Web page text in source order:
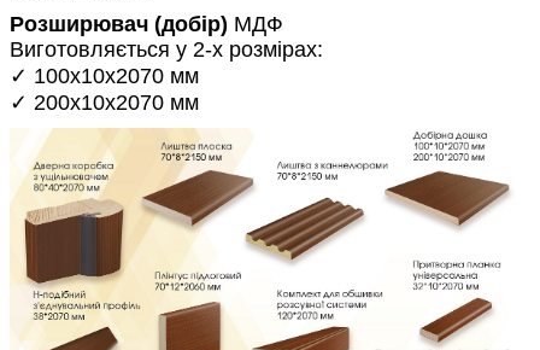
Розширювач (добір) МДФ
Виготовляється у 2-х розмірах:
✓ 100х10х2070 мм
✓ 200х10х2070 мм